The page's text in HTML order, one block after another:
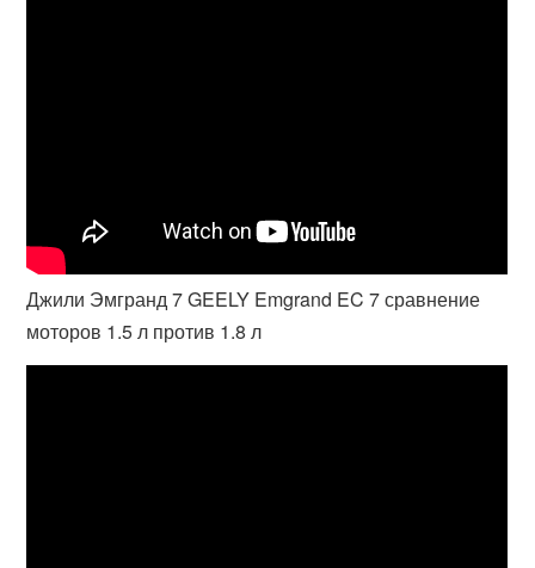
Джили Эмгранд 7 GEELY Emgrand EC 7 сравнение
моторов 1.5 л против 1.8 л